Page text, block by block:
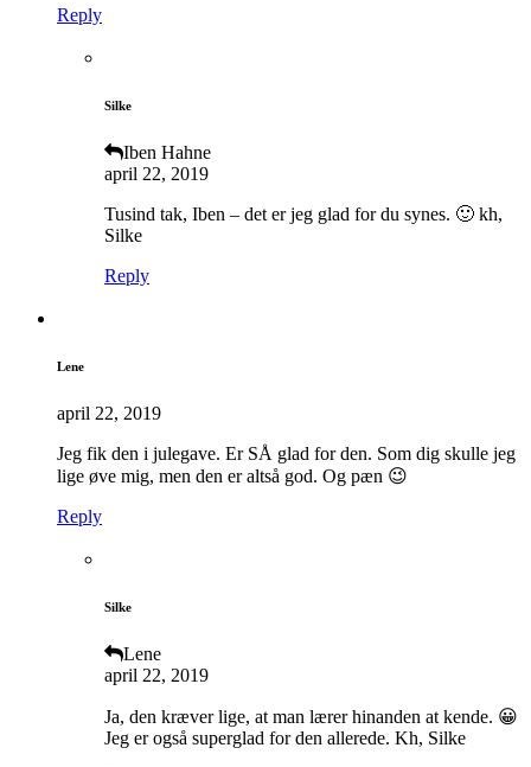
Reply
Silke
Iben Hahne
april 22, 2019
Tusind tak, Iben – det er jeg glad for du synes. 🙂 kh,
Silke
Reply
Lene
april 22, 2019
Jeg fik den i julegave. Er SÅ glad for den. Som dig skulle jeg
lige øve mig, men den er altså god. Og pæn 😉
Reply
Silke
Lene
april 22, 2019
Ja, den kræver lige, at man lærer hinanden at kende. 😀
Jeg er også superglad for den allerede. Kh, Silke